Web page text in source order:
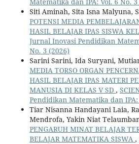
Siti Aminah, Sita Isna Malyuna,
POTENSI MEDIA
HASIL BELAJAR IPAS SISWA
Jurnal Inovasi Pendidikan
No. 3 (2026)
Sarini Sarini, Ida Suryani,
MEDIA TORSO ORGAN
HASIL BELAJAR IPAS MATERI
MANUSIA DI KELAS V SD ,
Pendidikan Matematika dan IPA:
Tiar Nisanna Handayani Laia,
Mendrofa, Yakin Niat
PENGARUH MINAT BELAJAR
BELAJAR MATEMATIKA SISWA ,